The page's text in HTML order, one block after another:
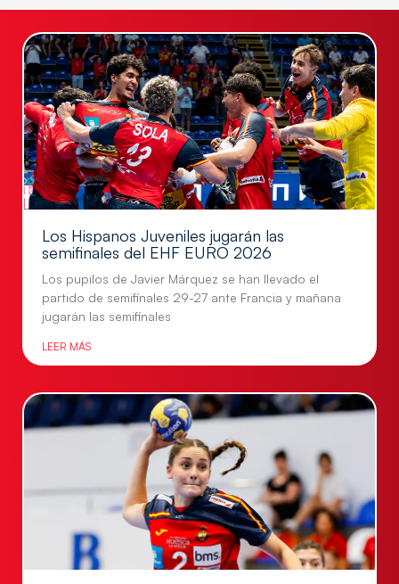
Los Hispanos Juveniles jugarán las
semifinales del EHF EURO 2026
Los pupilos de Javier Márquez se han llevado el
partido de semifinales 29-27 ante Francia y mañana
jugarán las semifinales
LEER MÁS